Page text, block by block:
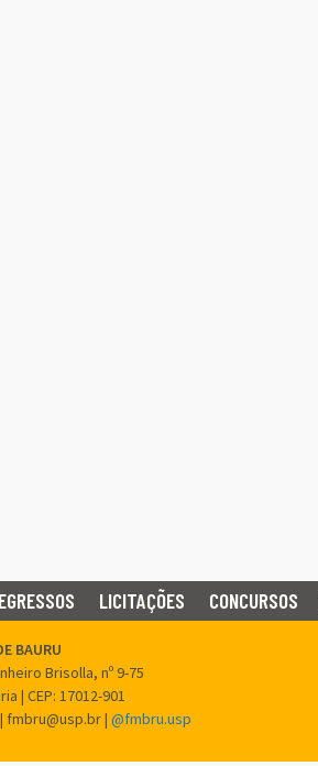
EGRESSOS LICITAÇÕES CONCURSOS
BAURU
Brisolla, nº 9-75
| CEP: 17012-901
| fmbru@usp.br |@fmbru.usp